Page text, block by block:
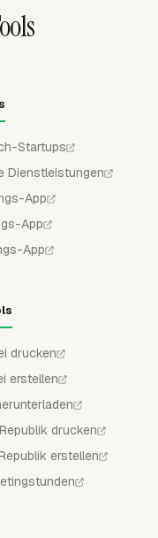
Produkt- oder
Startups
Dienstleistungen
App
App
App
drucken
erstellen
drucken
erstellen